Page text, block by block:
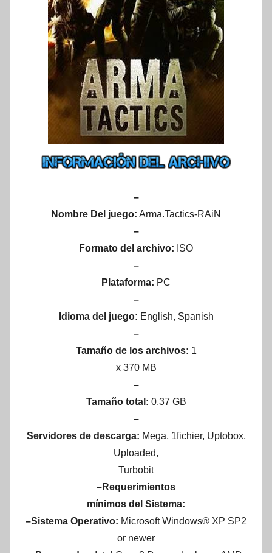
–
Nombre Del juego: Arma.Tactics-RAiN
–
Formato del archivo: ISO
–
Plataforma: PC
–
Idioma del juego: English, Spanish
–
Tamaño de los archivos: 1
x 370 MB
–
Tamaño total: 0.37 GB
–
Servidores de descarga: Mega, 1fichier, Uptobox,
Uploaded,
Turbobit
–Requerimientos
mínimos del Sistema:
–Sistema Operativo: Microsoft Windows® XP SP2
or newer